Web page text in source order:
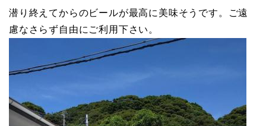
潜り終えてからのビールが最高に美味そうです。ご遠
慮なさらず自由にご利用下さい。